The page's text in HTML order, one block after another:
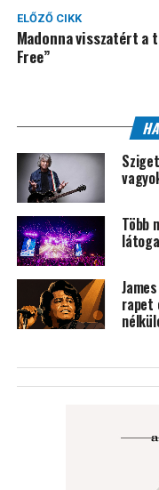
ELŐZŐ CIKK
Madonna visszatért a
Free”
Több
rapet